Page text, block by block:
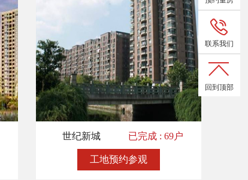
世纪新城 已完成 : 69户
工地预约参观
联系我们
回到顶部